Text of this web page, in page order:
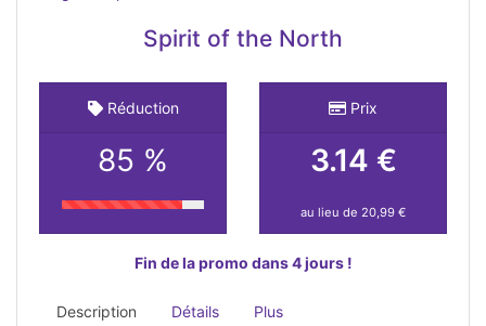
Spirit of the North
Réduction
85 %
Prix
3.14 €
au lieu de 20,99 €
Fin de la promo dans 4 jours !
Description Détails Plus